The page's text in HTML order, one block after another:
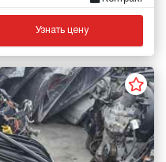
Узнать цену